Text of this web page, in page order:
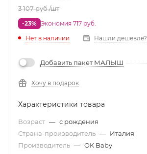
3 107руб./шт
-23% Экономия 717 руб.
Нет в наличии
Нашли дешевле?
Добавить пакет МАЛЫШ
Хочу в подарок
Характеристики товара
Возраст — с рождения
Страна-производитель — Италия
Производитель — OK Baby